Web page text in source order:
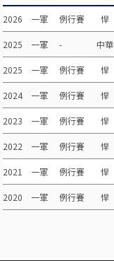
2026 一軍 例行賽 悍
2025 一軍 - 中華
2025 一軍 例行賽 悍
2024 一軍 例行賽 悍
2023 一軍 例行賽 悍
2022 一軍 例行賽 悍
2021 一軍 例行賽 悍
2020 一軍 例行賽 悍